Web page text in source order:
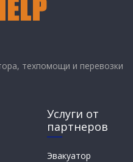
техпомощи и перевозки
Услуги от
партнеров
Эвакуатор